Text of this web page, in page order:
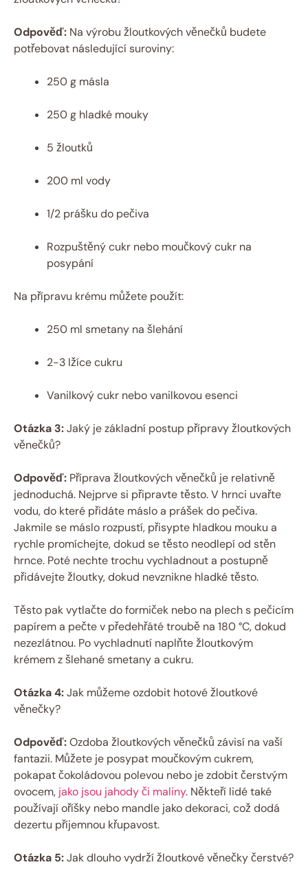
Odpověď: Na výrobu žloutkových věnečků budete
potřebovat následující suroviny:
250 g másla
250 g hladké mouky
5 žloutků
200 ml vody
1/2 prášku do pečiva
Rozpuštěný cukr nebo moučkový cukr na
posypání
Na přípravu krému můžete použít:
250 ml smetany na šlehání
2-3 lžíce cukru
Vanilkový cukr nebo vanilkovou esenci
Otázka 3:Jaký je základní postup přípravy žloutkových
věnečků?
Odpověď: Příprava žloutkových věnečků je relativně
jednoduchá. Nejprve si připravte těsto. V hrnci uvařte
vodu, do které přidáte máslo a prášek do pečiva.
Jakmile se máslo rozpustí, přisypte hladkou mouku a
rychle promíchejte, dokud se těsto neodlepí od stěn
hrnce. Poté nechte trochu vychladnout a postupně
přidávejte žloutky, dokud nevznikne hladké těsto.
Těsto pak vytlačte do formiček nebo na plech s pečicím
papírem a pečte v předehřáté troubě na 180 °C, dokud
nezezlátnou. Po vychladnutí naplňte žloutkovým
krémem z šlehané smetany a cukru.
Otázka 4:Jak můžeme ozdobit hotové žloutkové
věnečky?
Odpověď:Ozdoba žloutkových věnečků závisí na vaší
fantazii. Můžete je posypat moučkovým cukrem,
pokapat čokoládovou polevou nebo je zdobit čerstvým
ovocem, jako jsou jahody či maliny. Někteří lidé také
používají oříšky nebo mandle jako dekoraci, což dodá
dezertu příjemnou křupavost.
Otázka 5:Jak dlouho vydrží žloutkové věnečky čerstvé?